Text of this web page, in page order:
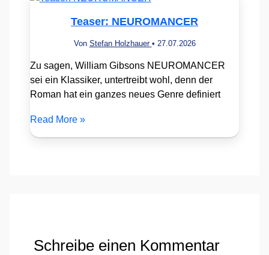
Teaser: NEUROMANCER
Von Stefan Holzhauer • 27.07.2026
Zu sagen, William Gibsons NEUROMANCER
sei ein Klassiker, untertreibt wohl, denn der
Roman hat ein ganzes neues Genre definiert
Read More »
Schreibe einen Kommentar